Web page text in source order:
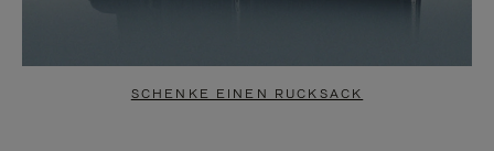
SCHENKE EINEN RUCKSACK